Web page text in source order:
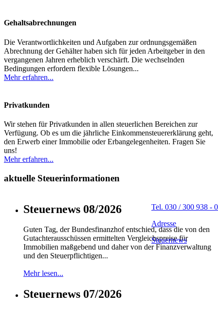
Gehaltsabrechnungen
Die Verantwortlichkeiten und Aufgaben zur ordnungsgemäßen
Abrechnung der Gehälter haben sich für jeden Arbeitgeber in den
vergangenen Jahren erheblich verschärft. Die wechselnden
Bedingungen erfordern flexible Lösungen...
Mehr erfahren...
Privatkunden
Wir stehen für Privatkunden in allen steuerlichen Bereichen zur
Verfügung. Ob es um die jährliche Einkommensteuererklärung geht,
den Erwerb einer Immobilie oder Erbangelegenheiten. Fragen Sie
uns!
Mehr erfahren...
aktuelle Steuerinformationen
Steuernews 08/2026
Guten Tag, der Bundesfinanzhof entschied, dass die von den
Gutachterausschüssen ermittelten Vergleichspreise für
Immobilien maßgebend und daher von der Finanzverwaltung
und den Steuerpflichtigen...
Mehr lesen...
Steuernews 07/2026
Tel. 030 / 300 938 - 0
Adresse
Steuernews